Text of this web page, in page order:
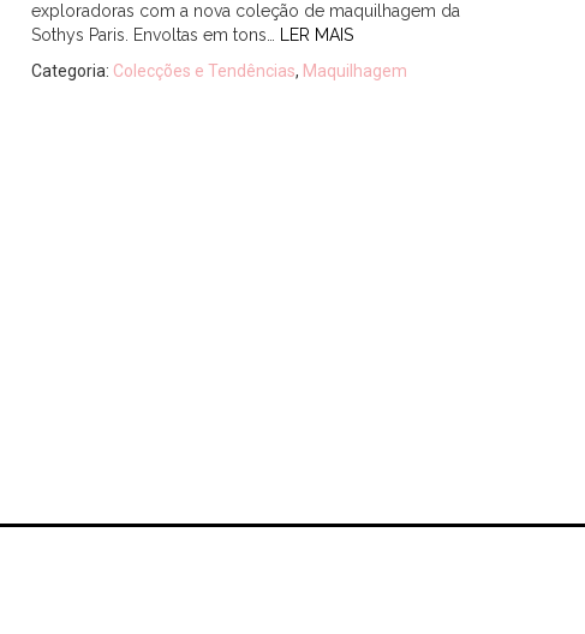
exploradoras com a nova coleção de maquilhagem da
Sothys Paris. Envoltas em tons…
LER MAIS
Categoria: Colecções e Tendências, Maquilhagem